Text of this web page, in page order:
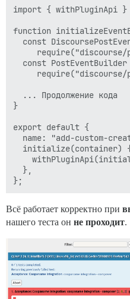
import { withPluginApi
function
const
const PostEventBuilder
  ... Продолжение кода
}
export default {
name: "add-custom-
initialize(container)
  },
Всё работает корректно при
нашего теста он не проходит.